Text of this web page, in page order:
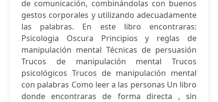
de comunicación, combinándolas con buenos
gestos corporales y utilizando adecuadamente
las palabras. En este libro encontraras:
Psicologia Oscura Principios y reglas de
manipulación mental Técnicas de persuasión
Trucos de manipulación mental Trucos
psicológicos Trucos de manipulación mental
con palabras Como leer a las personas Un libro
donde encontraras de forma directa , sin